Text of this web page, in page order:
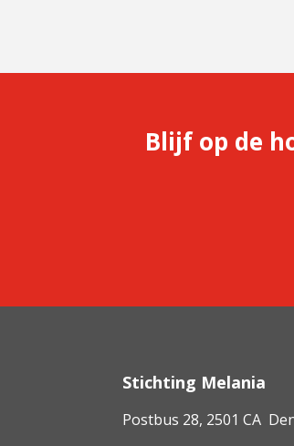
Blijf op de
Stichting Melania
Postbus 28, 2501 CA